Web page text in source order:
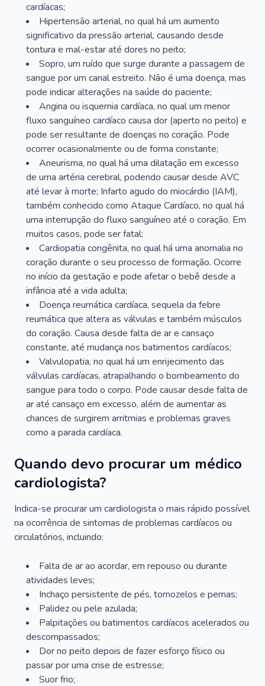
cardíacas;
Hipertensão arterial, no qual há um aumento
significativo da pressão arterial, causando desde
tontura e mal-estar até dores no peito;
Sopro, um ruído que surge durante a passagem de
sangue por um canal estreito. Não é uma doença, mas
pode indicar alterações na saúde do paciente;
Angina ou isquemia cardíaca, no qual um menor
fluxo sanguíneo cardíaco causa dor (aperto no peito) e
pode ser resultante de doenças no coração. Pode
ocorrer ocasionalmente ou de forma constante;
Aneurisma, no qual há uma dilatação em excesso
de uma artéria cerebral, podendo causar desde AVC
até levar à morte; Infarto agudo do miocárdio (IAM),
também conhecido como Ataque Cardíaco, no qual há
uma interrupção do fluxo sanguíneo até o coração. Em
muitos casos, pode ser fatal;
Cardiopatia congênita, no qual há uma anomalia no
coração durante o seu processo de formação. Ocorre
no início da gestação e pode afetar o bebê desde a
infância até a vida adulta;
Doença reumática cardíaca, sequela da febre
reumática que altera as válvulas e também músculos
do coração. Causa desde falta de ar e cansaço
constante, até mudança nos batimentos cardíacos;
Valvulopatia, no qual há um enrijecimento das
válvulas cardíacas, atrapalhando o bombeamento do
sangue para todo o corpo. Pode causar desde falta de
ar até cansaço em excesso, além de aumentar as
chances de surgirem arritmias e problemas graves
como a parada cardíaca.
Quando devo procurar um médico
cardiologista?
Indica-se procurar um cardiologista o mais rápido possível
na ocorrência de sintomas de problemas cardíacos ou
circulatórios, incluindo:
Falta de ar ao acordar, em repouso ou durante
atividades leves;
Inchaço persistente de pés, tornozelos e pernas;
Palidez ou pele azulada;
Palpitações ou batimentos cardíacos acelerados ou
descompassados;
Dor no peito depois de fazer esforço físico ou
passar por uma crise de estresse;
Suor frio;